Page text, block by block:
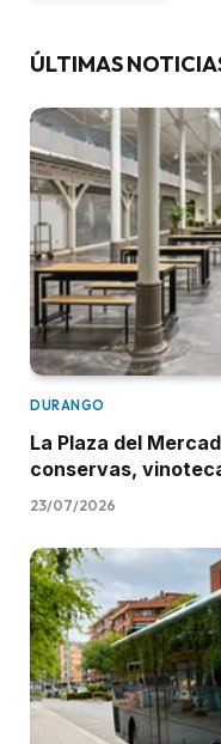
ÚLTIMAS
DURANGO
La Plaza del
conservas,
23/07/2026